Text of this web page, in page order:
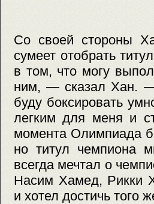
Со своей стороны
сумеет отобрать
в том, что могу
ним, — сказал Хан.
буду боксировать
легким для меня и
момента Олимпиада
но титул чемпиона
всегда мечтал о
Насим Хамед, Рикки
и хотел достичь того